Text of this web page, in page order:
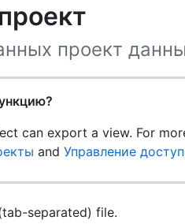
проект
can export a view. For
and Управление
separated) file.